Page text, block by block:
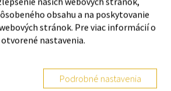
zafírové sklo
obsahu a na poskytovanie
stránok. Pre viac informácií o
nastavenia.
Podrobné nastavenia